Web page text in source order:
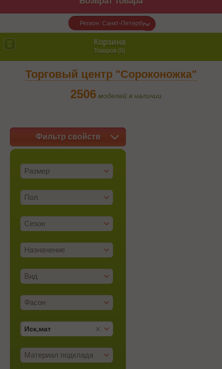
Регион: Санкт-Петербург
Корзина
Товаров (0)
Торговый центр "Сороконожка"
2506 моделей в наличии
Фильтр свойств
Размер
Пол
Сезон
Назначение
Вид
Фасон
Иск,мат
Материал подклада